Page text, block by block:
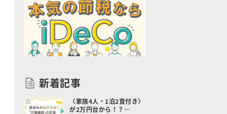
新着記事
〈家族4人・1泊2食付き〉
が2万円台から！？…